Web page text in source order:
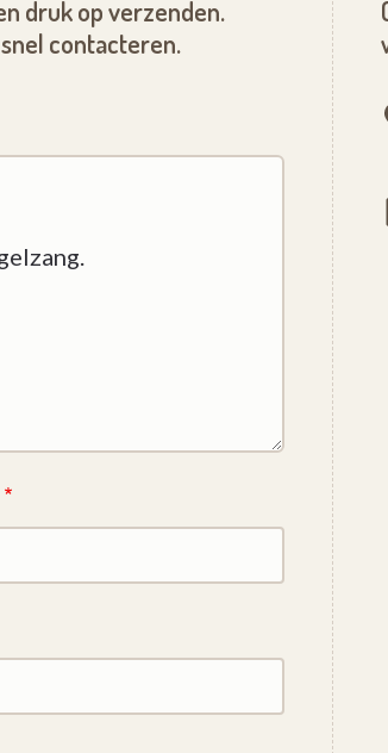
een aangepaste palliatieve
druk op verzenden.
contacteren.